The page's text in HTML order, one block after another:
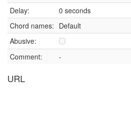
Delay:
0 seconds
Chord names: Default
Abusive:
Comment:
-
URL